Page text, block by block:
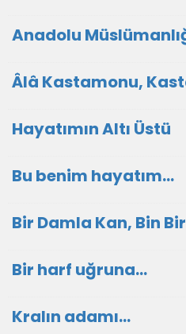
Anadolu
Âlâ Kastamonu,
Hayatımın Altı Üstü
Bu benim hayatım...
Bir Damla Kan, Bin
Bir harf uğruna...
Kralın adamı...